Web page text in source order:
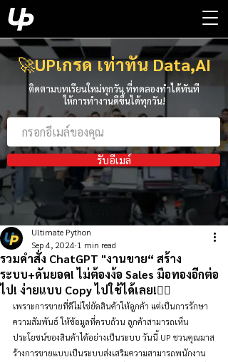
🚀UPเกรด เท่าทัน Data,AI
ติดตามบทเรียนใหม่ทุกวัน ที่ทดลองทำได้ทันที
ให้การทำงานดีขึ้นได้ทุกวัน!
รับอีเมล์
รวมคำสั่ง ChatGPT "งานขาย“ สร้าง
ระบบ+ดันยอด! ไม่ต้องง้อ Sales มือทองอีกต่อ
ไป! ง่ายแบบ Copy ไปใช้ได้เลย!👇🏻
Ultimate Python
Sep 4, 2024 1 min read
เพราะการขายที่ดีไม่ใช่ยัดสินค้าให้ลูกค้า แต่เป็นการรักษา
ความสัมพันธ์ ให้ข้อมูลที่ครบถ้วน ลูกค้าสามารถเห็น
ประโยชน์ของสินค้าได้อย่างเป็นระบบ วันนี้ UP ชวนคุณมาส
ร้างการขายแบบเป็นระบบส่งเสริมความสามารถพนักงาน